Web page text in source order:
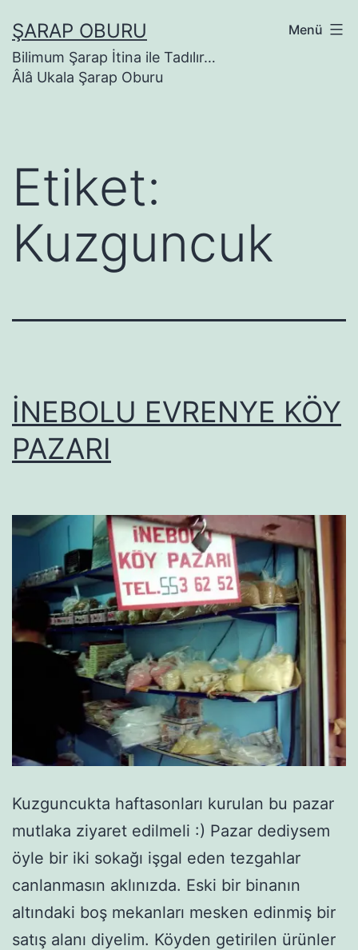
geçŞARAP OBURU
Bilimum Şarap İtina ile Tadılır…
Âlâ Ukala Şarap Oburu
Menü
Etiket:
Kuzguncuk
İNEBOLU EVRENYE KÖY
PAZARI
Kuzguncukta haftasonları kurulan bu pazar
mutlaka ziyaret edilmeli :) Pazar dediysem
öyle bir iki sokağı işgal eden tezgahlar
canlanmasın aklınızda. Eski bir binanın
altındaki boş mekanları mesken edinmiş bir
satış alanı diyelim. Köyden getirilen ürünler